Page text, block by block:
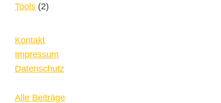
Tools (2)
Kontakt
Impressum
Datenschutz
Alle Beiträge